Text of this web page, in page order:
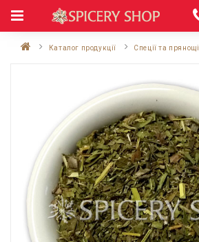
Каталог продукції Спеції та прянощі